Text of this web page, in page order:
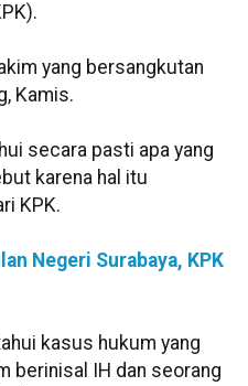
yang bersangkutan
Kamis.
secara pasti apa yang
karena hal itu
KPK.
Negeri Surabaya, KPK
kasus hukum yang
berinisal IH dan seorang